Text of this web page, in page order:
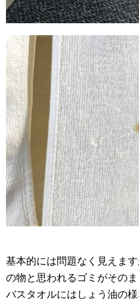
基本的には問題なく見えま
の物と思われるゴミがその
バスタオルにはしょう油の様